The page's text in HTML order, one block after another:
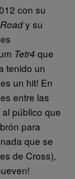
con su
y su
Tetr4 que
tenido un
un hit! En
entre las
público que
para
que se
de Cross),